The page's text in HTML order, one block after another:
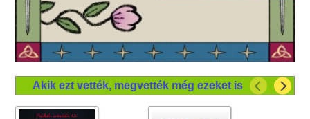
Akik ezt vették, megvették még ezeket is